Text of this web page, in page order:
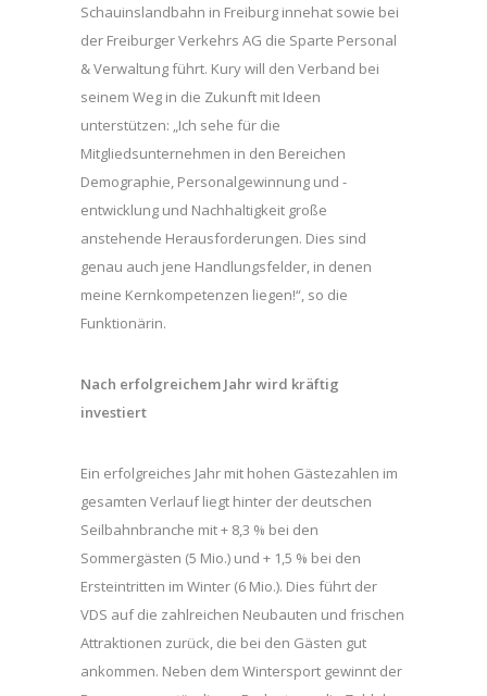
Schauinslandbahn in Freiburg innehat sowie bei
der Freiburger Verkehrs AG die Sparte Personal
& Verwaltung führt. Kury will den Verband bei
seinem Weg in die Zukunft mit Ideen
unterstützen: „Ich sehe für die
Mitgliedsunternehmen in den Bereichen
Demographie, Personalgewinnung und -
entwicklung und Nachhaltigkeit große
anstehende Herausforderungen. Dies sind
genau auch jene Handlungsfelder, in denen
meine Kernkompetenzen liegen!“, so die
Funktionärin.
Nach erfolgreichem Jahr wird kräftig
investiert
Ein erfolgreiches Jahr mit hohen Gästezahlen im
gesamten Verlauf liegt hinter der deutschen
Seilbahnbranche mit + 8,3 % bei den
Sommergästen (5 Mio.) und + 1,5 % bei den
Ersteintritten im Winter (6 Mio.). Dies führt der
VDS auf die zahlreichen Neubauten und frischen
Attraktionen zurück, die bei den Gästen gut
ankommen. Neben dem Wintersport gewinnt der